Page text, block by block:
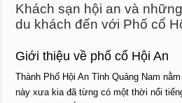
Khách sạn hội an và
du khách đến với Phố cổ
Giới thiệu về phố cổ Hội An
Thành Phố Hội An Tỉnh Quảng Nam
này xưa kia đã từng có một thời nổi